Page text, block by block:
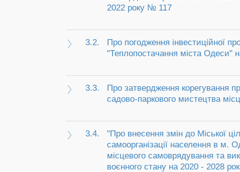
2022 року № 117
3.2.
Про погодження інвестиційної
"Теплопостачання міста Одеси"
3.3.
Про затвердження корегування
садово-паркового мистецтва
3.4.
"Про внесення змін до Міської
самоорганізації населення в м.
місцевого самоврядування та
воєнного стану на 2020 - 2028